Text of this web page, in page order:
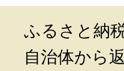
ふるさと納
自治体から